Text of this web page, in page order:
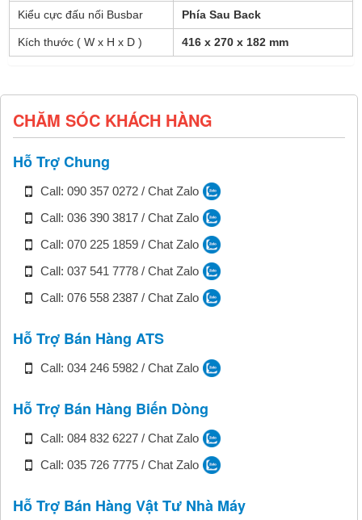
Kiểu cực đấu nối Busbar Phía Sau Back
Kích thước ( W x H x D ) 416 x 270 x 182 mm
CHĂM SÓC KHÁCH HÀNG
Hỗ Trợ Chung
Call: 090 357 0272 / Chat Zalo
Call: 036 390 3817 / Chat Zalo
Call: 070 225 1859 / Chat Zalo
Call: 037 541 7778 / Chat Zalo
Call: 076 558 2387 / Chat Zalo
Hỗ Trợ Bán Hàng ATS
Call: 034 246 5982 / Chat Zalo
Hỗ Trợ Bán Hàng Biến Dòng
Call: 084 832 6227 / Chat Zalo
Call: 035 726 7775 / Chat Zalo
Hỗ Trợ Bán Hàng Vật Tư Nhà Máy